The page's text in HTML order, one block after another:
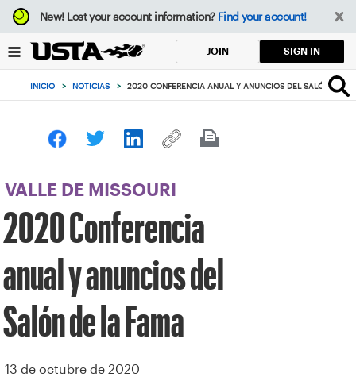
Enfoque
desde
botón
volver
principio
New!Lost your account information? Find your account!
JOIN SIGN IN
INICIO > NOTICIAS > 2020 CONFERENCIA ANUAL Y ANUNCIOS DEL SALÓN DE LA
VALLE DE MISSOURI
2020 Conferencia
anual y anuncios del
Salón de la Fama
13 de octubre de 2020